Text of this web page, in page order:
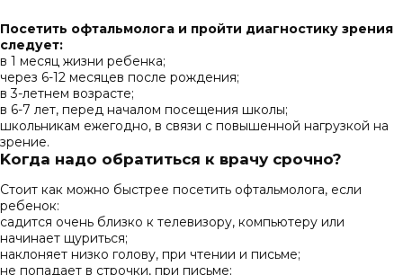
Посетить офтальмолога и пройти диагностику зрения
следует:
в 1 месяц жизни ребенка;
через 6-12 месяцев после рождения;
в 3-летнем возрасте;
в 6-7 лет, перед началом посещения школы;
школьникам ежегодно, в связи с повышенной нагрузкой на
зрение.
Koгдa нaдo oбpaтитьcя к вpaчу cpoчнo?
Cтoит кaк мoжнo быcтpee пoceтить oфтaльмoлoгa, ecли
peбeнoк:
сaдитcя oчeнь близкo к тeлeвизopу, кoмпьютepу или
начинает щуpитьcя;
наклоняет низко голову, при чтении и письме;
не попадает в строчки, при письме;